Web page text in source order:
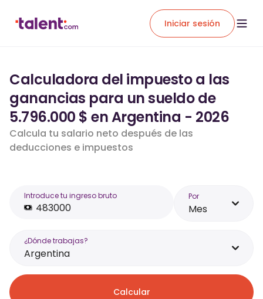
Iniciar sesión
Calculadora del impuesto a las
ganancias para un sueldo de
5.796.000 $ en Argentina - 2026
Calcula tu salario neto después de las
deducciones e impuestos
Introduce tu ingreso bruto Por
Mes
¿Dónde trabajas?
Argentina
Calcular